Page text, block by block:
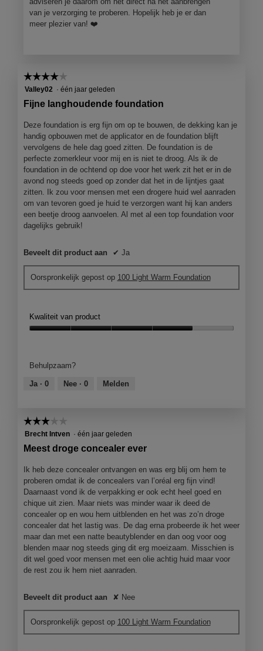
van je verzorging te proberen. Hopelijk heb je er dan
meer plezier van! ❤️
☆☆☆☆☆
☆☆☆☆☆
4
sterren.
Valley02 · één jaar geleden
Fijne langhoudende foundation
Deze foundation is erg fijn om op te bouwen, de dekking kan je
handig opbouwen met de applicator en de foundation blijft
vervolgens de hele dag goed zitten. De foundation is de
perfecte zomerkleur voor mij en is niet te droog. Als ik de
foundation in de ochtend op doe voor het werk zit het er in de
avond nog steeds goed op zonder dat het in de lijntjes gaat
zitten. Ik zou voor mensen met een drogere huid wel aanraden
om van tevoren goed je huid te verzorgen want hij kan anders
een beetje droog aanvoelen. Al met al een top foundation voor
dagelijks gebruik!
Beveelt dit product aan ✔ Ja
Oorspronkelijk gepost op 100 Light Warm Foundation
Kwaliteit van product
4
van
Behulpzaam?
Ja · 0 Nee · 0 Melden
☆☆☆☆☆
☆☆☆☆☆
3
sterren.
Brecht Intven · één jaar geleden
Meest droge concealer ever
Ik heb deze concealer ontvangen en was erg blij om hem te
proberen omdat ik de concealers van l’oréal erg fijn vind!
Daarnaast vond ik de verpakking er ook echt heel goed en
chique uit zien. Maar niets was minder waar ik deed de
concealer op en wou hem uitblenden en het was zo’n droge
concealer dat het lastig was. De dag erna probeerde ik het weer
maar dan met een natte beautyblender en dan oog voor oog
blenden maar nog steeds ging dit erg moeizaam. Misschien is
dit wel goed voor mensen met een olie achtig huid maar voor
de rest zou ik hem niet aanraden.
Beveelt dit product aan ✘ Nee
Oorspronkelijk gepost op 100 Light Warm Foundation